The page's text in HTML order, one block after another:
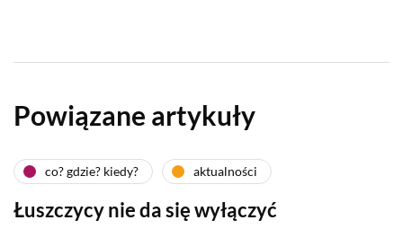
Powiązane artykuły
co? gdzie? kiedy? aktualności
Łuszczycy nie da się wyłączyć